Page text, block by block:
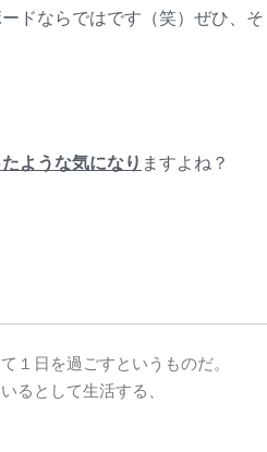
ドならではです（笑） ぜひ、そ
ような気になり ますよね？
１日を過ごすというものだ。
るとして生活する、